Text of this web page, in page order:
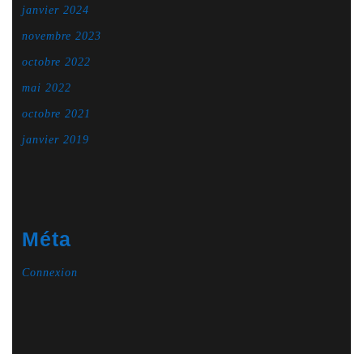
janvier 2024
novembre 2023
octobre 2022
mai 2022
octobre 2021
janvier 2019
Méta
Connexion